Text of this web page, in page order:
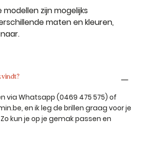
zijn mogelijks
maten en kleuren,
via Whatsapp (0469 475 575) of
, en ik leg de brillen graag voor je
kun je op je gemak passen en